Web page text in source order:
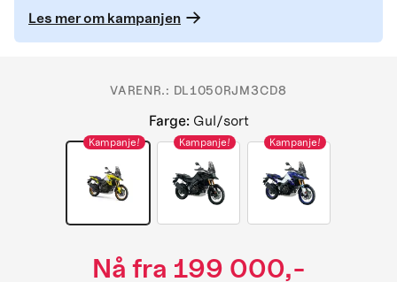
Les mer om kampanjen
VARENR.: DL1050RJM3CD8
Farge: Gul/sort
Kampanje! Kampanje! Kampanje!
Nå fra 199 000,-